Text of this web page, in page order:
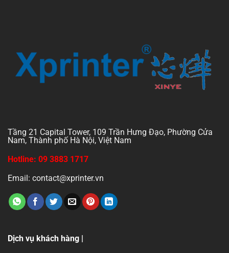
Tầng 21 Capital Tower, 109 Trần Hưng Đạo, Phường Cửa
Nam, Thành phố Hà Nội, Việt Nam
Hotline: 09 3883 1717
Email: contact@xprinter.vn
Dịch vụ khách hàng |